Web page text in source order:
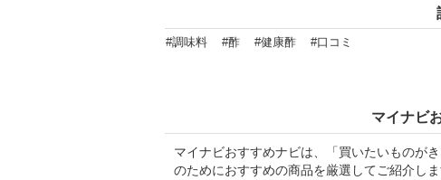
#調味料 #酢 #健康酢 #口コミ
マイナビ
マイナビおすすめナビは、「買いたいものが
のためにおすすめの商品を厳選してご紹介し